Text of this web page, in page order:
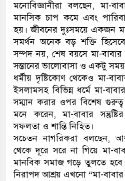
মনোবিজ্ঞানীরা বলছেন, মা-
মানসিক চাপ কমে এবং
হয়। জীবনের দুঃসময়ে একজন
সমর্থন অনেক বড় শক্তি
সম্পদ নয়, শেষ বয়সে মা-
সন্তানের ভালোবাসা ও একটু
ধর্মীয় দৃষ্টিকোণ থেকেও মা-
ইসলামসহ বিভিন্ন ধর্মে মা-
সম্মান করার ওপর বিশেষ
মনে করেন, মা-বাবার
সফলতা ও শান্তি নিহিত।
সচেতন নাগরিকরা বলছেন,
থেকে দূরে সরে না গিয়ে মা-
মানবিক সমাজ গড়ে তুলতে
নিরাপদ আশ্রয় এখনো “মা-বাবার